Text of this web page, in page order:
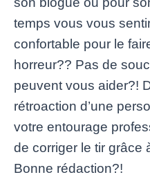
temps vous vous
confortable pour le
horreur?? Pas de
peuvent vous aider?!
rétroaction d’une
votre entourage
de corriger le tir grâce
Bonne rédaction?!